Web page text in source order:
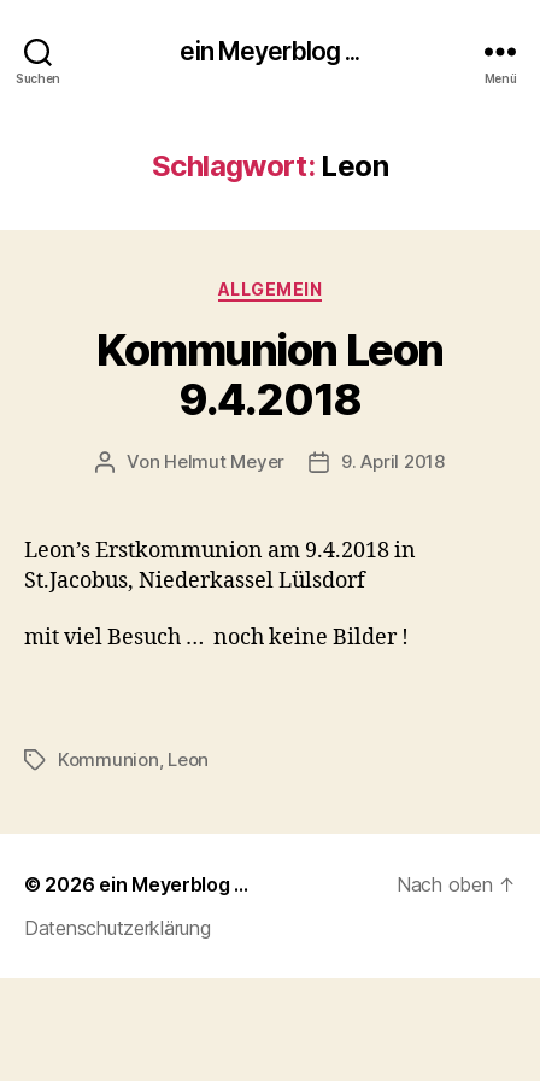
Suchen
ein Meyerblog ...
Menü
Schlagwort: Leon
Kategorien
ALLGEMEIN
Kommunion Leon
9.4.2018
Beitragsautor
Von Helmut Meyer Veröffentlichungsdatum
9. April 2018
Leon’s Erstkommunion am 9.4.2018 in
St.Jacobus, Niederkassel Lülsdorf
mit viel Besuch … noch keine Bilder !
Schlagwörter
Kommunion Leon
© 2026 ein Meyerblog …
Datenschutzerklärung
Nach oben ↑